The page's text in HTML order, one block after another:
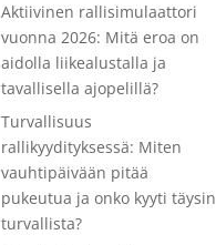
Aktiivinen rallisimulaattori
vuonna 2026: Mitä eroa on
aidolla liikealustalla ja
tavallisella ajopelillä?
Turvallisuus
rallikyydityksessä: Miten
vauhtipäivään pitää
pukeutua ja onko kyyti täysin
turvallista?